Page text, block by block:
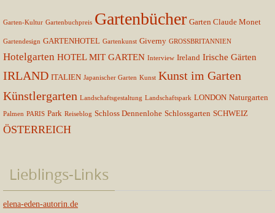
Garten-Kultur Gartenbuchpreis Gartenbücher Garten Claude Monet
Gartendesign GARTENHOTEL Gartenkunst Giverny GROSSBRITANNIEN
Hotelgarten HOTEL MIT GARTEN Interview Ireland Irische Gärten
IRLAND ITALIEN Japanischer Garten Kunst Kunst im Garten
Künstlergarten Landschaftsgestaltung Landschaftspark LONDON Naturgarten
Palmen PARIS Park Reiseblog Schloss Dennenlohe Schlossgarten SCHWEIZ
ÖSTERREICH
Lieblings-Links
elena-eden-autorin.de